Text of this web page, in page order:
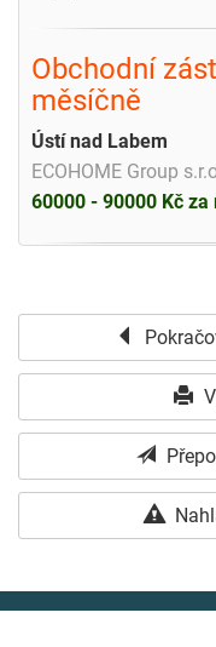
Obchodní
měsíčně
Ústí nad Labem
ECOHOME Group
60000 - 90000 Kč za